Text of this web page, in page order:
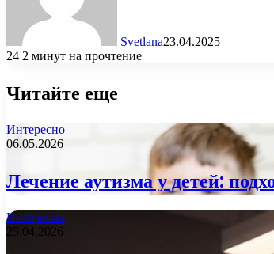
Svetlana23.04.2025
24 2 минут на прочтение
Читайте еще
Интересно
06.05.2026
Лечение аутизма у детей:
Интересно
25.04.2026